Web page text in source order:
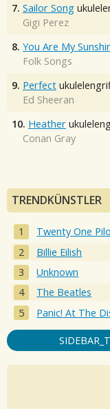
7. Sailor Song
Gigi Perez
8. You Are My
Folk Songs
9. Perfect
Ed Sheeran
10. Heather
Conan Gray
TRENDKÜNSTLER
Twenty One
Billie Eilish
Unknown
The Beatles
Panic! At The